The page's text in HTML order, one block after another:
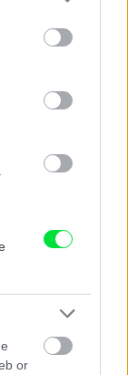
may click to
party tags to
below Google
or
mali pri
si za 5 minút
ich
pomaly? Trik
ale pozor na
pritiahne
orechové